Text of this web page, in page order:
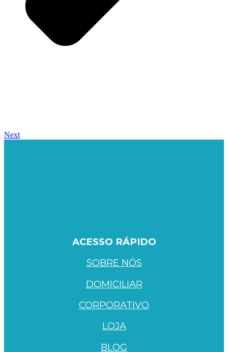
Next
ACESSO RÁPIDO
SOBRE NÓS
DOMICILIAR
CORPORATIVO
LOJA
BLOG